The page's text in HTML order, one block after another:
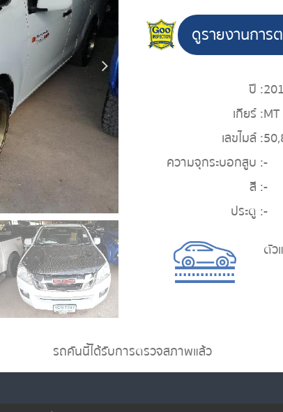
ดูรายงานการ
ปี :
เกียร์ :MT
เลขไมล์ :
ความจุกระบอกสูบ :-
สี :-
ประตู :-
ตัว
รถคันนี้ได้รับการตรวจสภาพแล้ว